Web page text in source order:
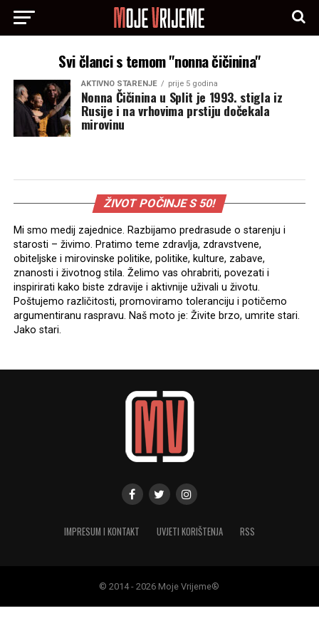
Svi članci s temom "nonna čičinina"
AKTIVNO STARENJE prije 5 godina
Nonna Čičinina u Split je 1993. stigla iz
Rusije i na vrhovima prstiju dočekala
mirovinu
ŽIVOT POČINJE S 50!
Mi smo medij zajednice. Razbijamo predrasude o starenju i
starosti – živimo. Pratimo teme zdravlja, zdravstvene,
obiteljske i mirovinske politike, politike, kulture, zabave,
znanosti i životnog stila. Želimo vas ohrabriti, povezati i
inspirirati kako biste zdravije i aktivnije uživali u životu.
Poštujemo različitosti, promoviramo toleranciju i potičemo
argumentiranu raspravu. Naš moto je: Živite brzo, umrite stari.
Jako stari.
IMPRESUM I KONTAKT UVJETI KORIŠTENJA RSS
© 2014 - 2026 Moje Vrijeme®